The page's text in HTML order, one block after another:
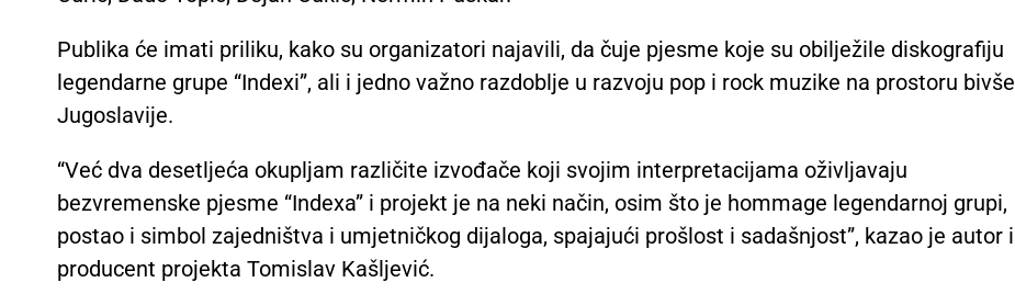
Publika će imati priliku, kako su organizatori najavili, da čuje pjesme koje su obilježile diskografiju
legendarne grupe “Indexi”, ali i jedno važno razdoblje u razvoju pop i rock muzike na prostoru bivše
Jugoslavije.
“Već dva desetljeća okupljam različite izvođače koji svojim interpretacijama oživljavaju
bezvremenske pjesme “Indexa” i projekt je na neki način, osim što je hommage legendarnoj grupi,
postao i simbol zajedništva i umjetničkog dijaloga, spajajući prošlost i sadašnjost”, kazao je autor i
producent projekta Tomislav Kašljević.